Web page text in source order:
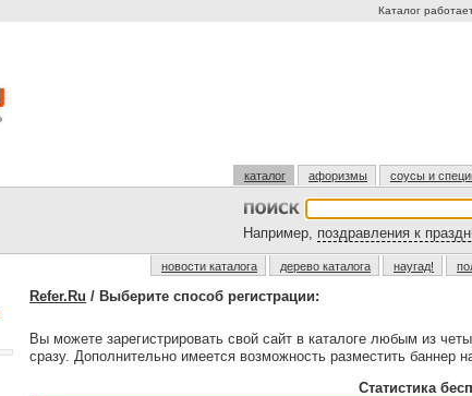
Каталог
каталог афоризмы соусы и
Например, поздравления к
новости каталога дерево каталога наугад!
Refer.Ru / Выберите способ регистрации:
Вы можете зарегистрировать свой сайт в каталоге любым из
сразу. Дополнительно имеется возможность разместить баннер
Статистика